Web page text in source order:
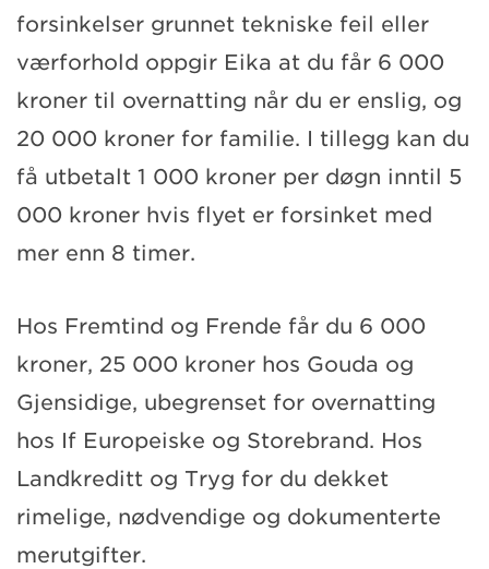
forsinkelser grunnet tekniske feil eller
værforhold oppgir Eika at du får 6 000
kroner til overnatting når du er enslig, og
20 000 kroner for familie. I tillegg kan du
få utbetalt 1 000 kroner per døgn inntil 5
000 kroner hvis flyet er forsinket med
mer enn 8 timer.
Hos Fremtind og Frende får du 6 000
kroner, 25 000 kroner hos Gouda og
Gjensidige, ubegrenset for overnatting
hos If Europeiske og Storebrand. Hos
Landkreditt og Tryg for du dekket
rimelige, nødvendige og dokumenterte
merutgifter.